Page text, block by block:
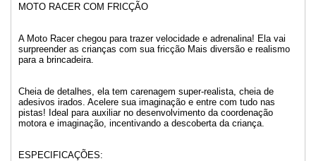
MOTO RACER COM FRICÇÃO
A Moto Racer chegou para trazer velocidade e adrenalina! Ela vai
surpreender as crianças com sua fricção Mais diversão e realismo
para a brincadeira.
Cheia de detalhes, ela tem carenagem super-realista, cheia de
adesivos irados. Acelere sua imaginação e entre com tudo nas
pistas! Ideal para auxiliar no desenvolvimento da coordenação
motora e imaginação, incentivando a descoberta da criança.
ESPECIFICAÇÕES: